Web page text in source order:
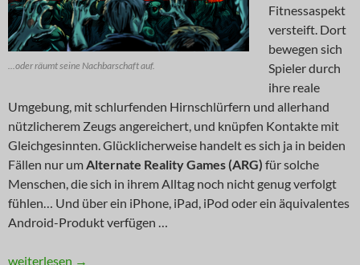
...oder räumt seine Nachbarschaft auf.
Fitnessaspekt
versteift. Dort
bewegen sich
Spieler durch
ihre reale
Umgebung, mit schlurfenden Hirnschlürfern und allerhand
nützlicherem Zeugs angereichert, und knüpfen Kontakte mit
Gleichgesinnten. Glücklicherweise handelt es sich ja in beiden
Fällen nur umAlternate Reality Games (ARG) für solche
Menschen, die sich in ihrem Alltag noch nicht genug verfolgt
fühlen… Und über ein iPhone, iPad, iPod oder ein äquivalentes
Android-Produkt verfügen …
NEWS: Laufen gegen Hirnschwund
weiterlesen →